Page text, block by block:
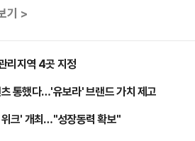
기 >
리지역 4곳 지정
통했다…'유보라' 브랜드 가치 제고
크' 개최…"성장동력 확보"